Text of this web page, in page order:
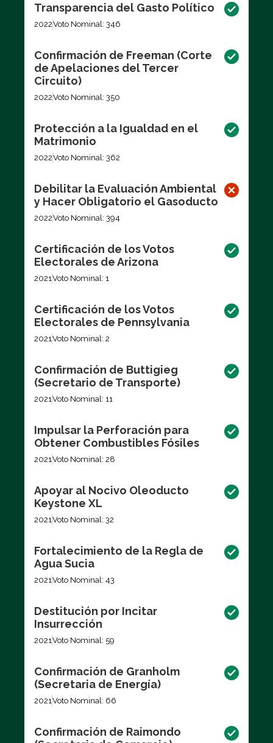
Transparencia del Gasto Político
2022Voto Nominal: 346
Confirmación de Freeman (Corte
de Apelaciones del Tercer
Circuito)
2022Voto Nominal: 350
Protección a la Igualdad en el
Matrimonio
2022Voto Nominal: 362
Debilitar la Evaluación Ambiental
y Hacer Obligatorio el Gasoducto
2022Voto Nominal: 394
Certificación de los Votos
Electorales de Arizona
2021Voto Nominal: 1
Certificación de los Votos
Electorales de Pennsylvania
2021Voto Nominal: 2
Confirmación de Buttigieg
(Secretario de Transporte)
2021Voto Nominal: 11
Impulsar la Perforación para
Obtener Combustibles Fósiles
2021Voto Nominal: 28
Apoyar al Nocivo Oleoducto
Keystone XL
2021Voto Nominal: 32
Fortalecimiento de la Regla de
Agua Sucia
2021Voto Nominal: 43
Destitución por Incitar
Insurrección
2021Voto Nominal: 59
Confirmación de Granholm
(Secretaria de Energía)
2021Voto Nominal: 66
Confirmación de Raimondo